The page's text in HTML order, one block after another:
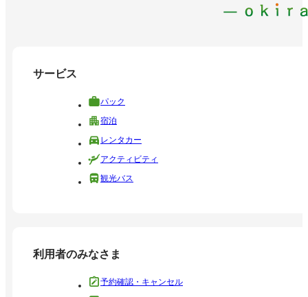
サービス
パック
宿泊
レンタカー
アクティビティ
観光バス
利用者のみなさま
予約確認・キャンセル